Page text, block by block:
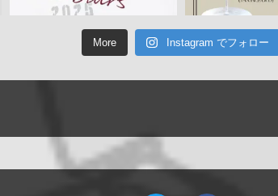
More Instagram でフォロー